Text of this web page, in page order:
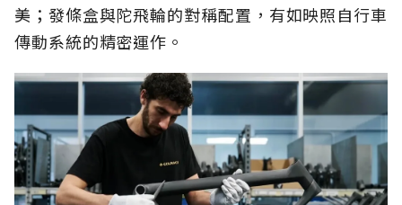
美；發條盒與陀飛輪的對稱配置，有如映照自行車
傳動系統的精密運作。